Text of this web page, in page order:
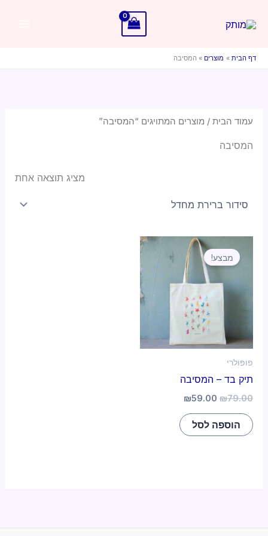
לתוכן
דף הבית מוצרים המסיבה
עמוד הבית / מוצרים המתויגים “המסיבה”
המסיבה
מציג תוצאה אחת
מבצע!
פופולרי
תיק בד – המסיבה
₪79.00
₪59.00
הוספה לסל